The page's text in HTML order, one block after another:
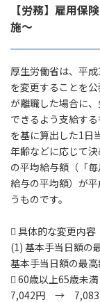
【労務】雇用保
施～
厚生労働省は、平
を変更することを
が離職した場合に
できるよう支給す
を基に算出した1日
年齢などに応じて
の平均給与額（「
給与の平均額）が
うものです。
 具体的な変更内容
(1) 基本手当日額の
基本手当日額の最高
 60歳以上65歳未満
7,042円 → 7,083